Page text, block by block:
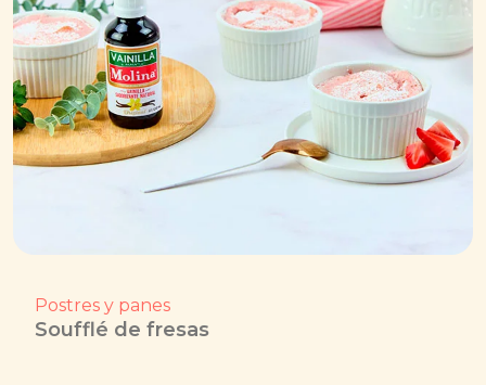
Postres y panes
Soufflé de fresas